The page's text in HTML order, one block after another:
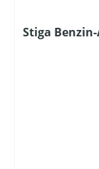
Stiga